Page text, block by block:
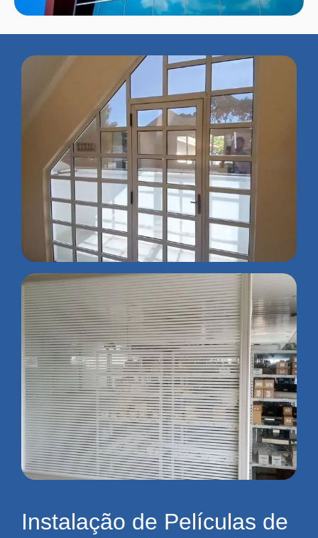
Instalação de Películas de